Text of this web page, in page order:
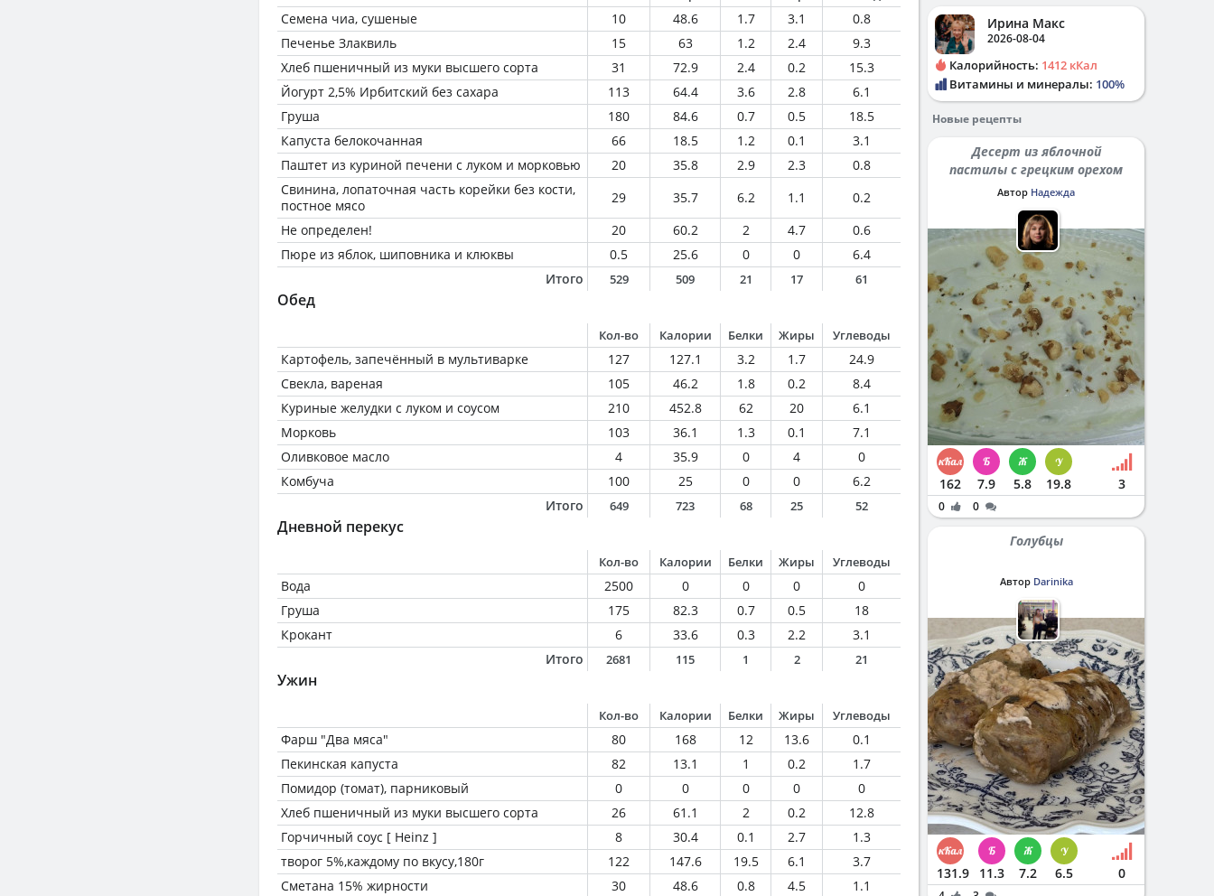
Семена чиа, сушеные 10 48.6 1.7 3.1
0.8
Печенье Злаквиль
15 63 1.2 2.4
9.3
Хлеб пшеничный из муки высшего сорта
31 72.9 2.4 0.2
15.3
Йогурт 2,5% Ирбитский без сахара
113 64.4 3.6 2.8
6.1
Груша
180 84.6 0.7 0.5
18.5
Капуста белокочанная
66 18.5 1.2 0.1
3.1
Паштет из куриной печени с луком и морковью
20 35.8 2.9 2.3
0.8
Свинина, лопаточная часть корейки без кости,
постное мясо
29 35.7 6.2 1.1
0.2
Не определен!
20 60.2 2 4.7
0.6
Пюре из яблок, шиповника и клюквы
0.5 25.6 0 0
6.4
Итого
529 509 21 17 61
Обед
Кол-во Калории Белки Жиры Углеводы
Картофель, запечённый в мультиварке 127 127.1 3.2 1.7
24.9
Свекла, вареная
105 46.2 1.8 0.2
8.4
Куриные желудки с луком и соусом
210 452.8 62 20
6.1
Морковь
103 36.1 1.3 0.1
7.1
Оливковое масло
4 35.9 0 4
0
Комбуча
100 25 0 0
6.2
Итого
649 723 68 25 52
Дневной перекус
Кол-во Калории Белки Жиры Углеводы
Вода 2500 0 0 0
0
Груша
175 82.3 0.7 0.5
18
Крокант
6 33.6 0.3 2.2
3.1
Итого
2681 115 1 2 21
Ужин
Кол-во Калории Белки Жиры Углеводы
Фарш "Два мяса" 80 168 12 13.6
0.1
Пекинская капуста
82 13.1 1 0.2
1.7
Помидор (томат), парниковый
0 0 0 0
0
Хлеб пшеничный из муки высшего сорта
26 61.1 2 0.2
12.8
Горчичный соус [ Heinz ]
8 30.4 0.1 2.7
1.3
творог 5%,каждому по вкусу,180г
122 147.6 19.5 6.1
3.7
Сметана 15% жирности
30 48.6 0.8 4.5
1.1
Ирина Макс
2026-08-04
Калорийность: 1412 кКал
Витамины и минералы: 100%
Новые рецепты
Десерт из яблочной
пастилы с грецким орехом
Автор Надежда
162 7.9 5.8 19.8 3
0 0
Голубцы
Автор Darinika
131.9 11.3 7.2 6.5 0